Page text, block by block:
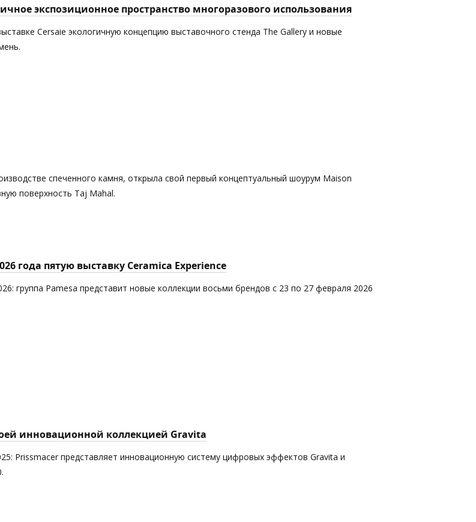
экспозиционное пространство многоразового использования
Cersaie экологичную концепцию выставочного стенда The Gallery и новые
спеченного камня, открыла свой первый концептуальный шоурум Maison
поверхность Taj Mahal.
года пятую выставку Ceramica Experience
группа Pamesa представит новые коллекции восьми брендов с 23 по 27 февраля 2026
инновационной коллекцией Gravita
Prissmacer представляет инновационную систему цифровых эффектов Gravita и